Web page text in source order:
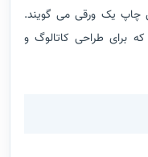
چاپ یک ورقی می گویند.
برای طراحی کاتالوگ و